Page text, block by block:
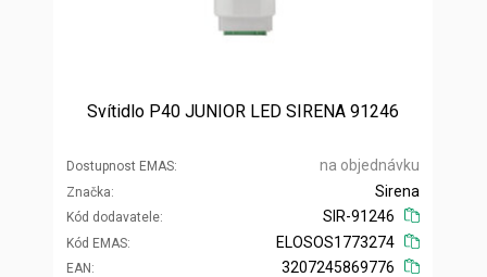
Svítidlo P40 JUNIOR LED SIRENA 91246
Dostupnost EMAS na objednávku
Značka
Kód dodavatele
Sirena
SIR-91246
Kód EMAS
EAN
ELOSOS1773274
3207245869776